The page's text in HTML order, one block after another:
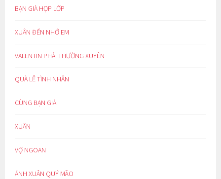
BẠN GIÀ HỌP LỚP
XUÂN ĐẾN NHỚ EM
VALENTIN PHẢI THƯỜNG XUYÊN
QUÀ LỄ TÌNH NHÂN
CÙNG BẠN GIÀ
XUÂN
VỢ NGOAN
ÁNH XUÂN QUÝ MÃO